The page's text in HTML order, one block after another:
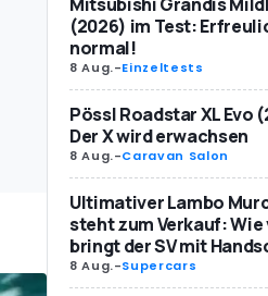
(2026) im Test:
normal!
8 Aug.-Einzeltests
Pössl Roadstar XL Evo
Der X wird erwachsen
8 Aug.-Caravan Salon
Ultimativer Lambo
steht zum Verkauf: Wie
bringt der SV mit
8 Aug.-Supercars